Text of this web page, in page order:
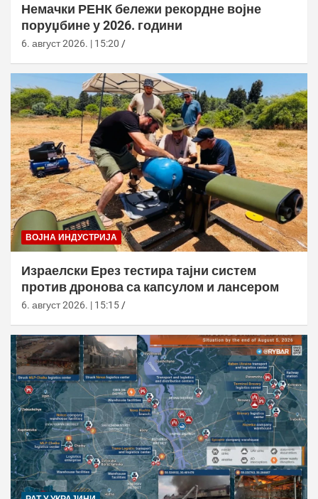
Немачки РЕНК бележи рекордне војне
поруџбине у 2026. години
6. август 2026. | 15:20
ВОЈНА ИНДУСТРИЈА
Израелски Ерез тестира тајни систем
против дронова са капсулом и лансером
6. август 2026. | 15:15